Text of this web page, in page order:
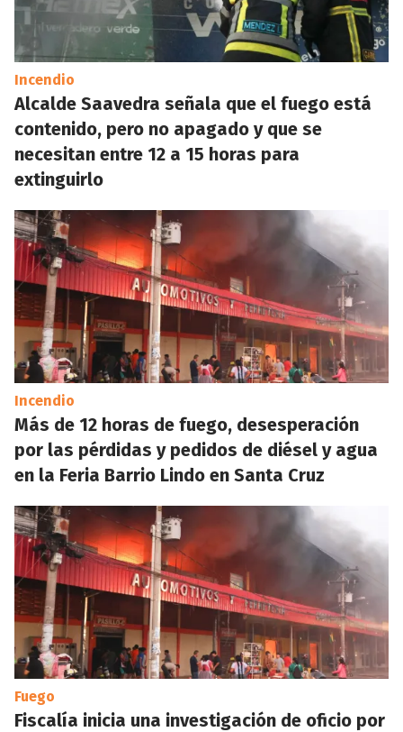
Incendio
Alcalde Saavedra señala que el fuego está
contenido, pero no apagado y que se
necesitan entre 12 a 15 horas para
extinguirlo
Incendio
Más de 12 horas de fuego, desesperación
por las pérdidas y pedidos de diésel y agua
en la Feria Barrio Lindo en Santa Cruz
Fuego
Fiscalía inicia una investigación de oficio por